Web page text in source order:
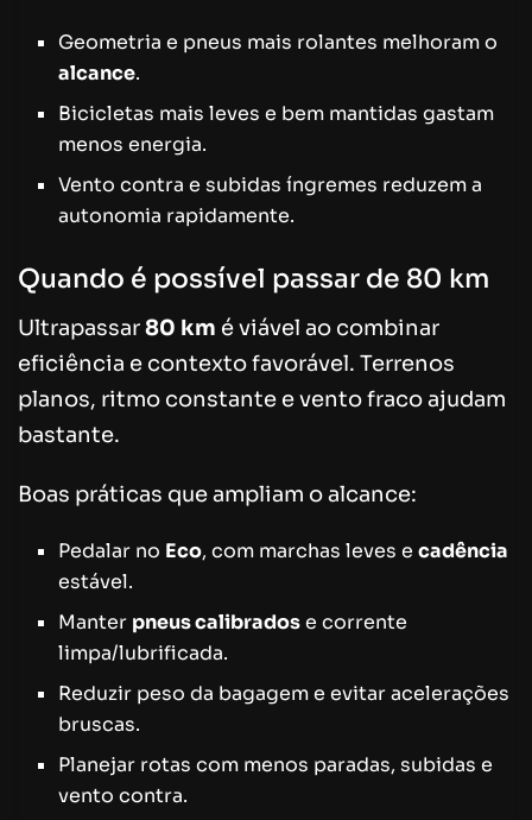
Geometria e pneus mais rolantes melhoram o
alcance.
Bicicletas mais leves e bem mantidas gastam
menos energia.
Vento contra e subidas íngremes reduzem a
autonomia rapidamente.
Quando é possível passar de 80 km
Ultrapassar80 km é viável ao combinar
eficiência e contexto favorável. Terrenos
planos, ritmo constante e vento fraco ajudam
bastante.
Boas práticas que ampliam o alcance:
Pedalar no Eco, com marchas leves ecadência
estável.
Manter pneus calibradose corrente
limpa/lubrificada.
Reduzir peso da bagagem e evitar acelerações
bruscas.
Planejar rotas com menos paradas, subidas e
vento contra.